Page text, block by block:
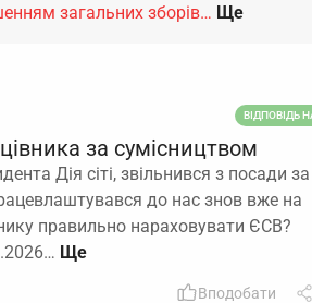
загальних зборів… Ще
ВІДПОВІДЬ
за сумісництвом
Дія сіті, звільнився з посади за
до нас знов вже на
правильно нараховувати ЄСВ?
Вподобати